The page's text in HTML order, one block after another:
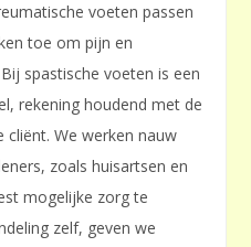
voeten passen
toe om pijn en
spastische voeten is een
rekening houdend met de
cliënt. We werken nauw
zoals huisartsen en
mogelijke zorg te
zelf, geven we